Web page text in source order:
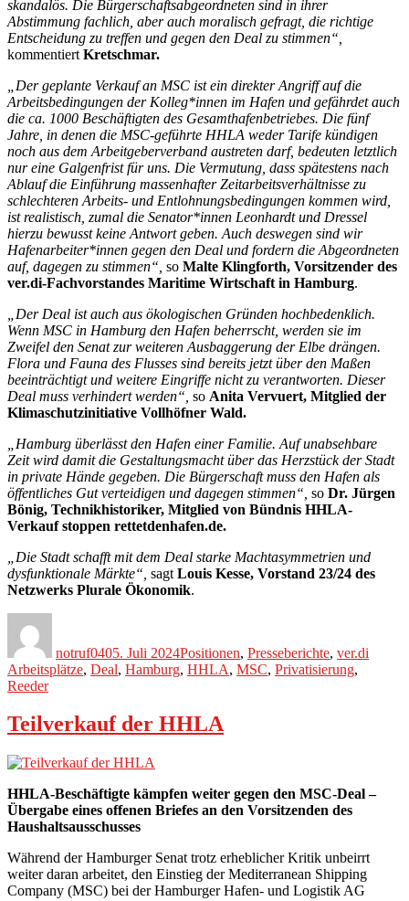
skandalös. Die Bürgerschaftsabgeordneten sind in ihrer
Abstimmung fachlich, aber auch moralisch gefragt, die richtige
Entscheidung zu treffen und gegen den Deal zu stimmen“,
kommentiert Kretschmar.
„Der geplante Verkauf an MSC ist ein direkter Angriff auf die
Arbeitsbedingungen der Kolleg*innen im Hafen und gefährdet auch
die ca. 1000 Beschäftigten des Gesamthafenbetriebes. Die fünf
Jahre, in denen die MSC-geführte HHLA weder Tarife kündigen
noch aus dem Arbeitgeberverband austreten darf, bedeuten letztlich
nur eine Galgenfrist für uns. Die Vermutung, dass spätestens nach
Ablauf die Einführung massenhafter Zeitarbeitsverhältnisse zu
schlechteren Arbeits- und Entlohnungsbedingungen kommen wird,
ist realistisch, zumal die Senator*innen Leonhardt und Dressel
hierzu bewusst keine Antwort geben. Auch deswegen sind wir
Hafenarbeiter*innen gegen den Deal und fordern die Abgeordneten
auf, dagegen zu stimmen“, so Malte Klingforth, Vorsitzender des
ver.di-Fachvorstandes Maritime Wirtschaft in Hamburg.
„Der Deal ist auch aus ökologischen Gründen hochbedenklich.
Wenn MSC in Hamburg den Hafen beherrscht, werden sie im
Zweifel den Senat zur weiteren Ausbaggerung der Elbe drängen.
Flora und Fauna des Flusses sind bereits jetzt über den Maßen
beeinträchtigt und weitere Eingriffe nicht zu verantworten. Dieser
Deal muss verhindert werden“, so Anita Vervuert, Mitglied der
Klimaschutzinitiative Vollhöfner Wald.
„Hamburg überlässt den Hafen einer Familie. Auf unabsehbare
Zeit wird damit die Gestaltungsmacht über das Herzstück der Stadt
in private Hände gegeben. Die Bürgerschaft muss den Hafen als
öffentliches Gut verteidigen und dagegen stimmen“, so Dr. Jürgen
Bönig, Technikhistoriker, Mitglied von Bündnis HHLA-
Verkauf stoppen rettetdenhafen.de.
„Die Stadt schafft mit dem Deal starke Machtasymmetrien und
dysfunktionale Märkte“, sagt Louis Kesse, Vorstand 23/24 des
Netzwerks Plurale Ökonomik.
notruf0405. Juli 2024Positionen, Presseberichte, ver.di
Arbeitsplätze, Deal, Hamburg, HHLA, MSC, Privatisierung,
Reeder
Teilverkauf der HHLA
HHLA-Beschäftigte kämpfen weiter gegen den MSC-Deal –
Übergabe eines offenen Briefes an den Vorsitzenden des
Haushaltsausschusses
Während der Hamburger Senat trotz erheblicher Kritik unbeirrt
weiter daran arbeitet, den Einstieg der Mediterranean Shipping
Company (MSC) bei der Hamburger Hafen- und Logistik AG